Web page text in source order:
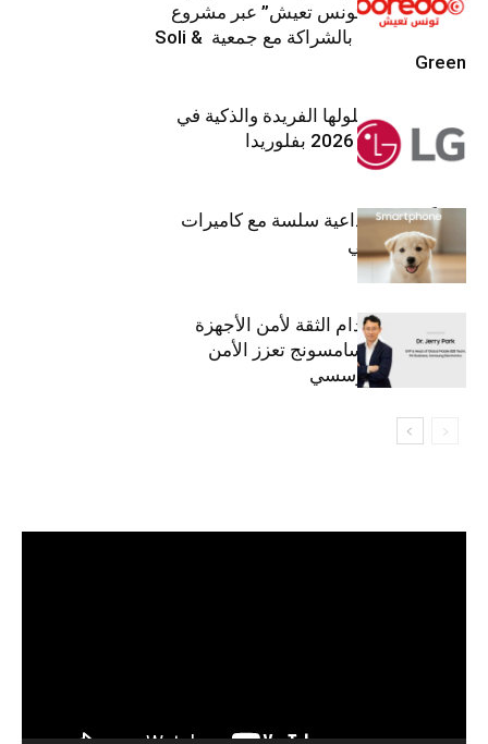
ضمن برنامج “تونس تعيش” عبر مشروع
تنموي مستدام بالشراكة مع جمعية Soli &
Green
إل جي تقدم حلولها الفريدة والذكية في
معرض (KBIS) 2026 بفلوريدا
قريباً: تجربة إبداعية سلسة مع كاميرات
أجهزة جالاكسي
استراتيجية انعدام الثقة لأمن الأجهزة
المحمولة من سامسونج تعزز الأمن
السيبراني المؤسسي